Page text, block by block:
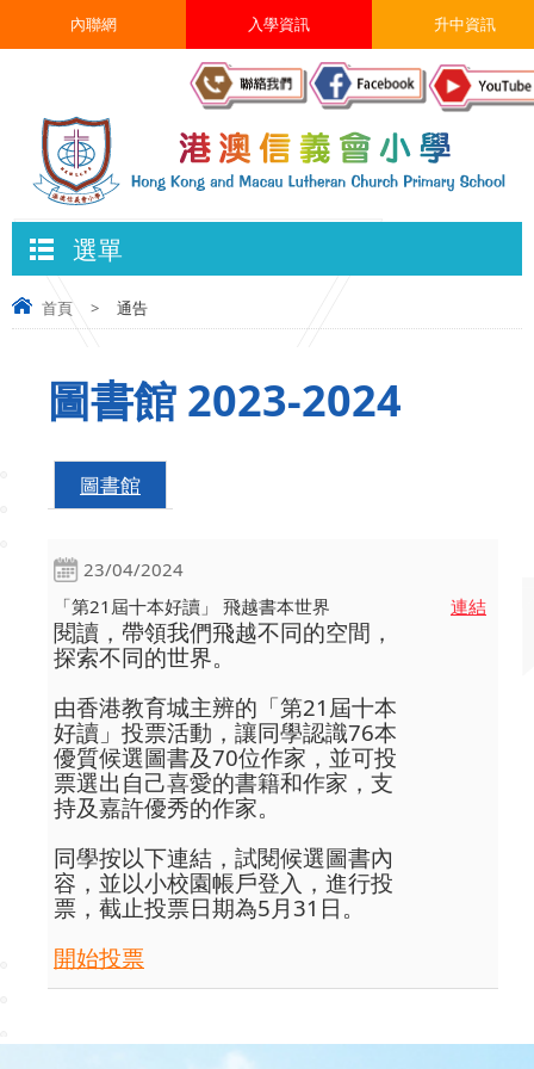
升中資訊
入學資訊
內聯網
選單
首頁 > 通告
圖書館 2023-2024
圖書館
23/04/2024
「第21屆十本好讀」 飛越書本世界
閱讀，帶領我們飛越不同的空間，
探索不同的世界。
由香港教育城主辨的「第21屆十本
好讀」投票活動，讓同學認識76本
優質候選圖書及70位作家，並可投
票選出自己喜愛的書籍和作家，支
持及嘉許優秀的作家。
同學按以下連結，試閱候選圖書內
容，並以小校園帳戶登入，進行投
票，截止投票日期為5月31日。
開始投票
連結